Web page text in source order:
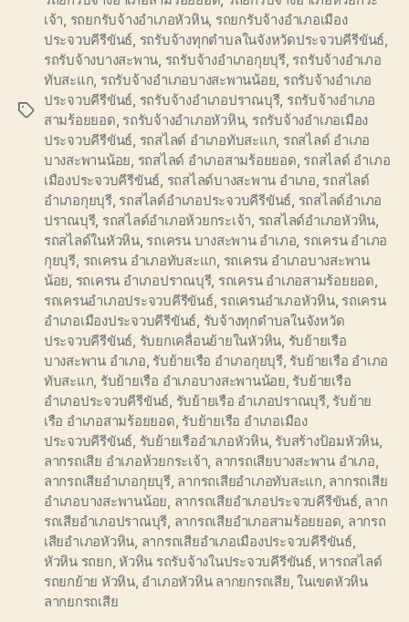
Tags
เจ้า, รถยกรับจ้างอำเภอหัวหิน, รถยกรับจ้างอำเภอเมือง
ประจวบคีรีขันธ์, รถรับจ้างทุกตำบลในจังหวัดประจวบคีรีขันธ์,
รถรับจ้างบางสะพาน, รถรับจ้างอำเภอกุยบุรี, รถรับจ้างอำเภอ
ทับสะแก, รถรับจ้างอำเภอบางสะพานน้อย, รถรับจ้างอำเภอ
ประจวบคีรีขันธ์, รถรับจ้างอำเภอปราณบุรี, รถรับจ้างอำเภอ
สามร้อยยอด, รถรับจ้างอำเภอหัวหิน, รถรับจ้างอำเภอเมือง
ประจวบคีรีขันธ์, รถสไลด์ อำเภอทับสะแก, รถสไลด์ อำเภอ
บางสะพานน้อย, รถสไลด์ อำเภอสามร้อยยอด, รถสไลด์ อำเภอ
เมืองประจวบคีรีขันธ์, รถสไลด์บางสะพาน อำเภอ, รถสไลด์
อำเภอกุยบุรี, รถสไลด์อำเภอประจวบคีรีขันธ์, รถสไลด์อำเภอ
ปราณบุรี, รถสไลด์อำเภอห้วยกระเจ้า, รถสไลด์อำเภอหัวหิน,
รถสไลด์ในหัวหิน, รถเครน บางสะพาน อำเภอ, รถเครน อำเภอ
กุยบุรี, รถเครน อำเภอทับสะแก, รถเครน อำเภอบางสะพาน
น้อย, รถเครน อำเภอปราณบุรี, รถเครน อำเภอสามร้อยยอด,
รถเครนอำเภอประจวบคีรีขันธ์, รถเครนอำเภอหัวหิน, รถเครน
อำเภอเมืองประจวบคีรีขันธ์, รับจ้างทุกตำบลในจังหวัด
ประจวบคีรีขันธ์, รับยกเคลื่อนย้ายในหัวหิน, รับย้ายเรือ
บางสะพาน อำเภอ, รับย้ายเรือ อำเภอกุยบุรี, รับย้ายเรือ อำเภอ
ทับสะแก, รับย้ายเรือ อำเภอบางสะพานน้อย, รับย้ายเรือ
อำเภอประจวบคีรีขันธ์, รับย้ายเรือ อำเภอปราณบุรี, รับย้าย
เรือ อำเภอสามร้อยยอด, รับย้ายเรือ อำเภอเมือง
ประจวบคีรีขันธ์, รับย้ายเรืออำเภอหัวหิน, รับสร้างป้อมหัวหิน,
ลากรถเสีย อำเภอห้วยกระเจ้า, ลากรถเสียบางสะพาน อำเภอ,
ลากรถเสียอำเภอกุยบุรี, ลากรถเสียอำเภอทับสะแก, ลากรถเสีย
อำเภอบางสะพานน้อย, ลากรถเสียอำเภอประจวบคีรีขันธ์, ลาก
รถเสียอำเภอปราณบุรี, ลากรถเสียอำเภอสามร้อยยอด, ลากรถ
เสียอำเภอหัวหิน, ลากรถเสียอำเภอเมืองประจวบคีรีขันธ์,
หัวหิน รถยก,หัวหิน รถรับจ้างในประจวบคีรีขันธ์,หารถสไลด์
รถยกย้าย หัวหิน, อำเภอหัวหิน ลากยกรถเสีย,ในเขตหัวหิน
ลากยกรถเสีย